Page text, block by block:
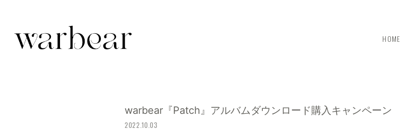
HOME
warbear『Patch』アルバムダウンロード購入キャンペーン
2022.10.03